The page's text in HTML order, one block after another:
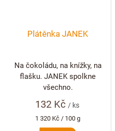
Plátěnka JANEK
132 Kč/ ks
Měrná
cena:
1 320 Kč / 100 g
Na čokoládu, na knížky, na
flašku. JANEK spolkne
všechno.